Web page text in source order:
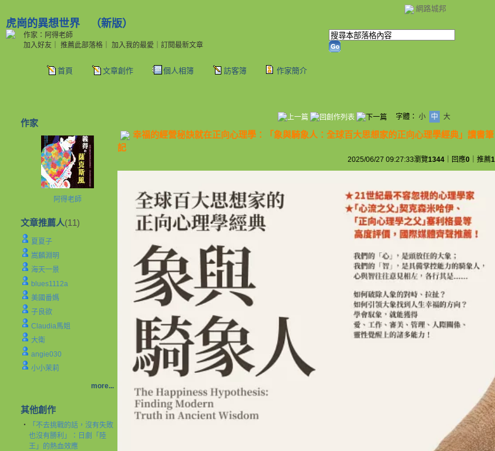
網路城邦
虎崗的異想世界 （新版）
首頁 文章創作 個人相簿 訪客簿 作家簡介
加入好友 推薦此部落格 加入我的最愛 訂閱最新文章
作家：阿得老師
作家
阿得老師
文章推薦人(11)
夏夏子
嵩麟淵明
海天一景
blues1112a
美國番媽
子良欲
Claudia馬姐
大衛
angie030
小小茉莉
more...
其他創作
‧
「不去挑戰的話，沒有失敗
也沒有勝利」：日劇「陸
王」的熱血效應
字體： 小 中 大
幸福的經營秘訣就在正向心理學：「象與騎象人：全球百大思想家的正向心理學經典」讀書筆
記
2025/06/27 09:27:33瀏覽1344 ｜回應0 ｜推薦